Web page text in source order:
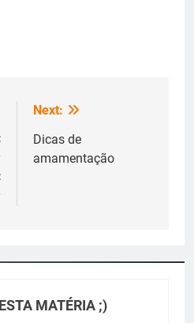
Next:
Dicas de
amamentação
MATÉRIA ;)